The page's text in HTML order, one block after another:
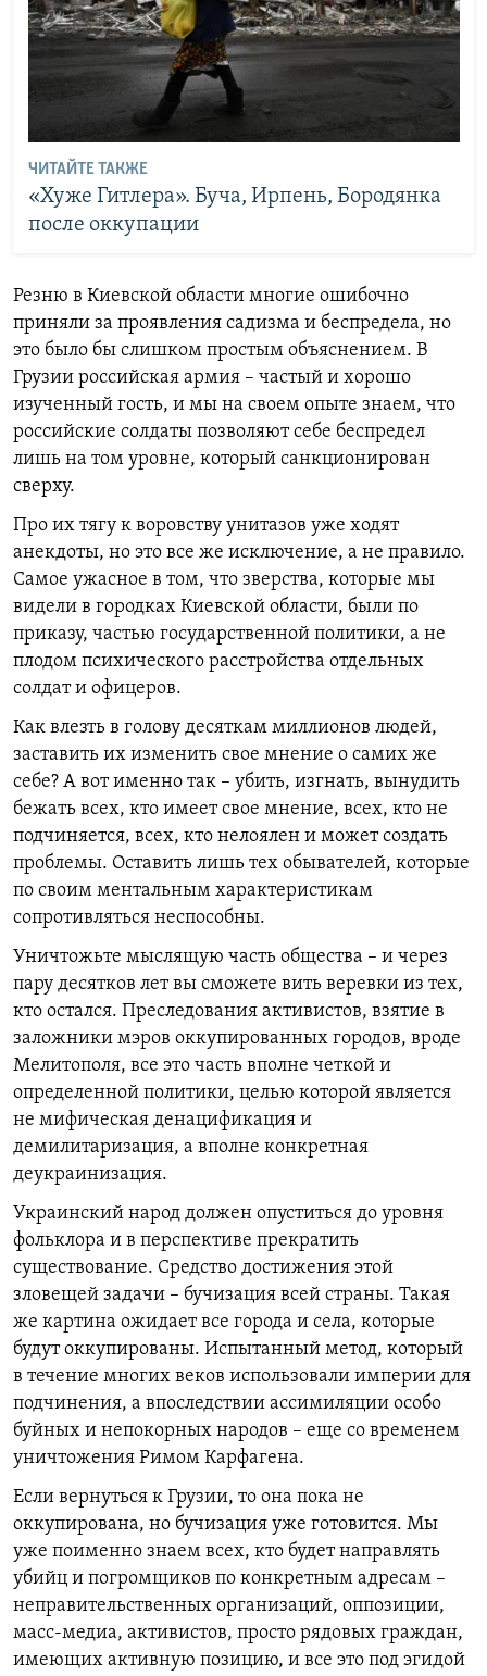
ЧИТАЙТЕ ТАКЖЕ
«Хуже Гитлера». Буча, Ирпень, Бородянка
после оккупации
Резню в Киевской области многие ошибочно
приняли за проявления садизма и беспредела, но
это было бы слишком простым объяснением. В
Грузии российская армия – частый и хорошо
изученный гость, и мы на своем опыте знаем, что
российские солдаты позволяют себе беспредел
лишь на том уровне, который санкционирован
сверху.
Про их тягу к воровству унитазов уже ходят
анекдоты, но это все же исключение, а не правило.
Самое ужасное в том, что зверства, которые мы
видели в городках Киевской области, были по
приказу, частью государственной политики, а не
плодом психического расстройства отдельных
солдат и офицеров.
Как влезть в голову десяткам миллионов людей,
заставить их изменить свое мнение о самих же
себе? А вот именно так – убить, изгнать, вынудить
бежать всех, кто имеет свое мнение, всех, кто не
подчиняется, всех, кто нелоялен и может создать
проблемы. Оставить лишь тех обывателей, которые
по своим ментальным характеристикам
сопротивляться неспособны.
Уничтожьте мыслящую часть общества – и через
пару десятков лет вы сможете вить веревки из тех,
кто остался. Преследования активистов, взятие в
заложники мэров оккупированных городов, вроде
Мелитополя, все это часть вполне четкой и
определенной политики, целью которой является
не мифическая денацификация и
демилитаризация, а вполне конкретная
деукраинизация.
Украинский народ должен опуститься до уровня
фольклора и в перспективе прекратить
существование. Средство достижения этой
зловещей задачи – бучизация всей страны. Такая
же картина ожидает все города и села, которые
будут оккупированы. Испытанный метод, который
в течение многих веков использовали империи для
подчинения, а впоследствии ассимиляции особо
буйных и непокорных народов – еще со временем
уничтожения Римом Карфагена.
Если вернуться к Грузии, то она пока не
оккупирована, но бучизация уже готовится. Мы
уже поименно знаем всех, кто будет направлять
убийц и погромщиков по конкретным адресам –
неправительственных организаций, оппозиции,
масс-медиа, активистов, просто рядовых граждан,
имеющих активную позицию, и все это под эгидой